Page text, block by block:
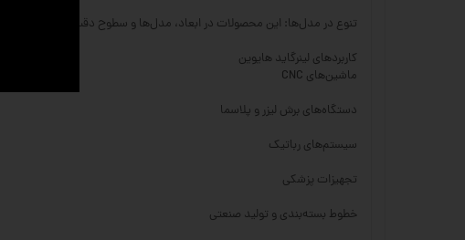
تنوع در مدل‌ها: این محصولات در ابعاد، مدل‌ها و سطوح دقت مختلف عرضه
کاربردهای لینرگاید هایوین
ماشین‌های CNC
دستگاه‌های برش لیزر و پلاسما
سیستم‌های رباتیک
تجهیزات پزشکی
خطوط بسته‌بندی و تولید صنعتی